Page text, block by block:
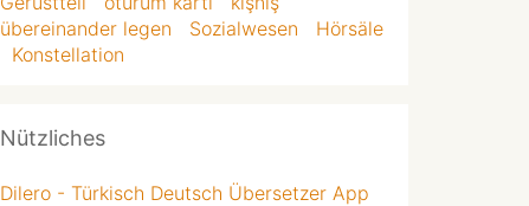
übereinander legen
Sozialwesen
Hörsäle
Konstellation
Nützliches
Dilero - Türkisch Deutsch Übersetzer App